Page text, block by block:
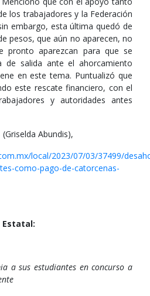
los trabajadores y la Federación
embargo, esta última quedó de
pesos, que aún no aparecen, no
pronto aparezcan para que se
de salida ante el ahorcamiento
en este tema. Puntualizó que
este rescate financiero, con el
y autoridades antes
(Griselda Abundis),
local/2023/07/03/37499/
como-pago-de-catorcenas-
Estatal:
a sus estudiantes en concurso a